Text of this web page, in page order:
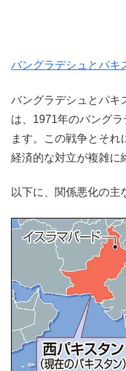
バングラデシュとパキ
バングラデシュとパキ
は、1971年のバング
ます。この戦争とそれ
経済的な対立が複雑に
以下に、関係悪化の主